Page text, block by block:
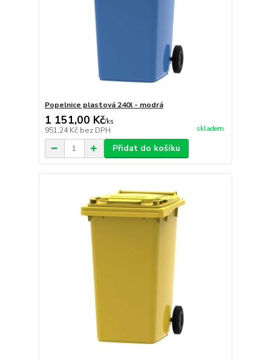
Popelnice plastová 240l - modrá
1 151,00 Kč/ks
951,24 Kč bez DPH skladem
Přidat do košíku